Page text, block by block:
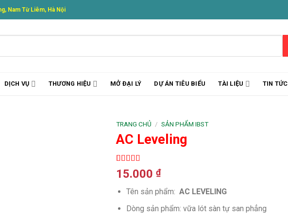
Nam Từ Liêm, Hà Nội
DỊCH VỤ THƯƠNG HIỆU MỞ ĐẠI LÝ DỰ ÁN TIÊU BIỂU TÀI LIỆU TIN TỨC
TRANG CHỦ / SẢN PHẨM IBST
AC Leveling
5.00 trên 5
dựa trên
1
15.000 ₫
Tên sản phẩm: AC LEVELING
Dòng sản phẩm: vữa lót sàn tự san phẳng